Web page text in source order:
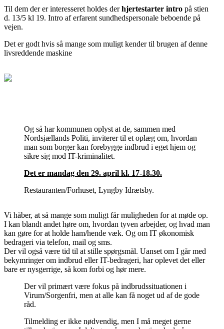
Til dem der er interesseret holdes derhjertestarter intro på stien
d. 13/5 kl 19. Intro af erfarent sundhedspersonale beboende på
vejen.
Det er godt hvis så mange som muligt kender til brugen af denne
livsreddende maskine
Og så har kommunen oplyst at de, sammen med
Nordsjællands Politi, inviterer til et oplæg om, hvordan
man som borger kan forebygge indbrud i eget hjem og
sikre sig mod IT-kriminalitet.
Det er mandag den 29. april kl. 17-18.30.
Restauranten/Forhuset, Lyngby Idrætsby.
Vi håber, at så mange som muligt får muligheden for at møde op.
I kan blandt andet høre om, hvordan tyven arbejder, og hvad man
kan gøre for at holde ham/hende væk. Og om IT økonomisk
bedrageri via telefon, mail og sms.
Der vil også være tid til at stille spørgsmål. Uanset om I går med
bekymringer om indbrud eller IT-bedrageri, har oplevet det eller
bare er nysgerrige, så kom forbi og hør mere.
Der vil primært være fokus på indbrudssituationen i
Virum/Sorgenfri, men at alle kan få noget ud af de gode
råd.
Tilmelding er ikke nødvendig, men I må meget gerne